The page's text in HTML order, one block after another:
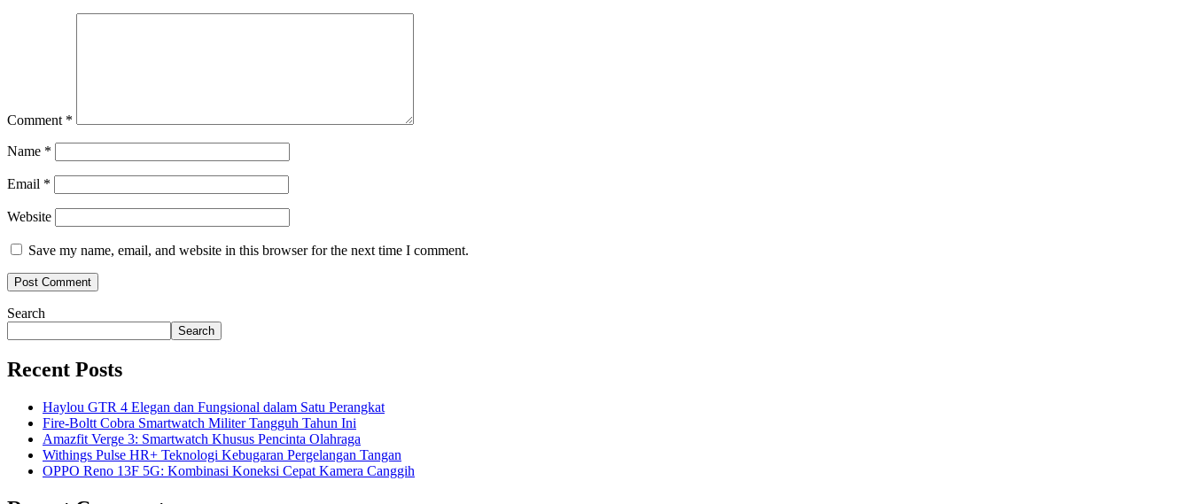
Comment *
Name *
Email *
Website
Save my name, email, and website in this browser for the next time I comment.
Search
Search
Recent Posts
Haylou GTR 4 Elegan dan Fungsional dalam Satu Perangkat
Fire-Boltt Cobra Smartwatch Militer Tangguh Tahun Ini
Amazfit Verge 3: Smartwatch Khusus Pencinta Olahraga
Withings Pulse HR+ Teknologi Kebugaran Pergelangan Tangan
OPPO Reno 13F 5G: Kombinasi Koneksi Cepat Kamera Canggih